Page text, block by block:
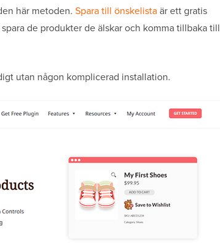
här metoden. Spara till önskelistaär ett gratis
de produkter de älskar och komma tillbaka till
utan någon komplicerad installation.